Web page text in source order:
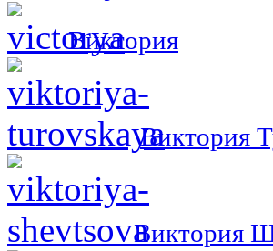
Виктория
Виктория
Виктория